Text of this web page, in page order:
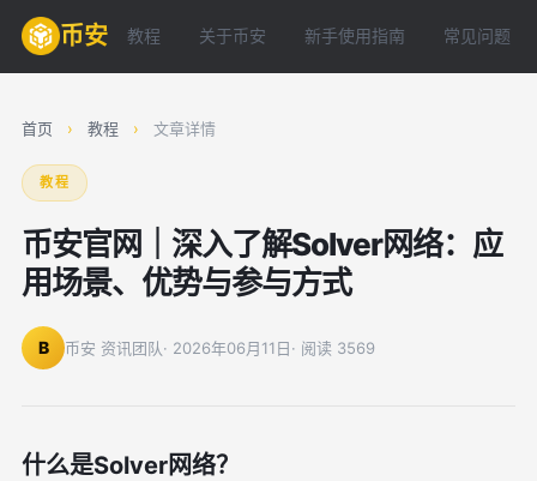
币安 教程 关于币安 新手使用指南 常见问题
首页 › 教程 › 文章详情
教程
币安官网｜深入了解Solver网络：应
用场景、优势与参与方式
B 币安 资讯团队· 2026年06月11日· 阅读 3569
什么是Solver网络？